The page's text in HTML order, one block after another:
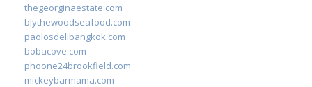
thegeorginaestate.com
blythewoodseafood.com
paolosdelibangkok.com
bobacove.com
phoone24brookfield.com
mickeybarmama.com